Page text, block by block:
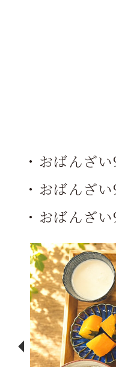
・おばんざ
・おばんざ
・おばんざ